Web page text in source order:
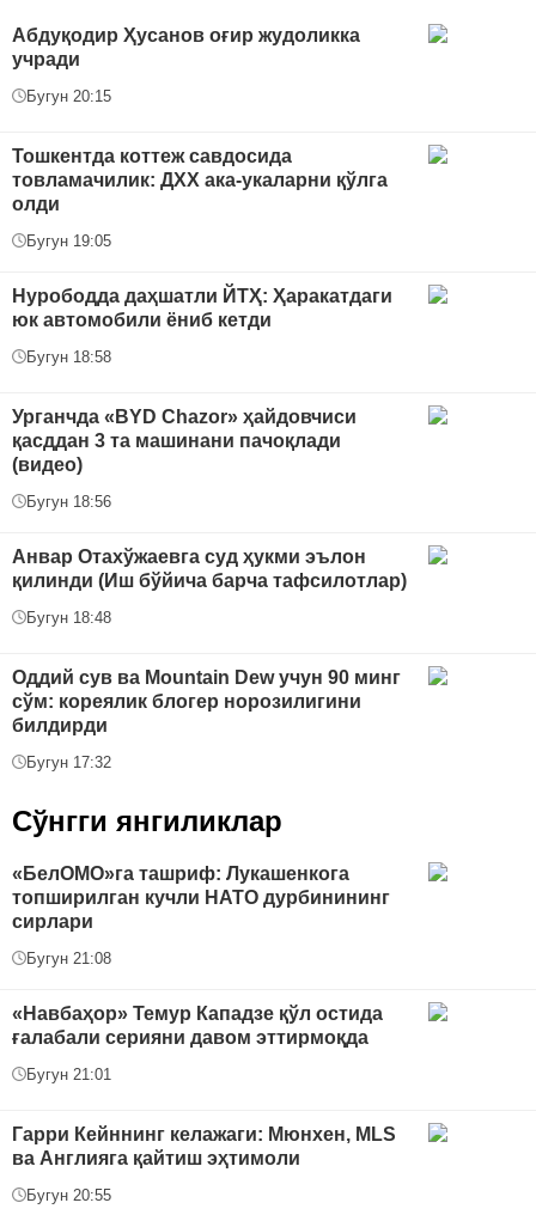
Абдуқодир Ҳусанов оғир жудоликка
учради
Бугун 20:15
Тошкентда коттеж савдосида
товламачилик: ДХХ ака-укаларни қўлга
олди
Бугун 19:05
Нурободда даҳшатли ЙТҲ: Ҳаракатдаги
юк автомобили ёниб кетди
Бугун 18:58
Урганчда «BYD Chazor» ҳайдовчиси
қасддан 3 та машинани пачоқлади
(видео)
Бугун 18:56
Анвар Отахўжаевга суд ҳукми эълон
қилинди (Иш бўйича барча тафсилотлар)
Бугун 18:48
Оддий сув ва Mountain Dew учун 90 минг
сўм: кореялик блогер норозилигини
билдирди
Бугун 17:32
Сўнгги янгиликлар
«БелОМО»га ташриф: Лукашенкога
топширилган кучли НАТО дурбинининг
сирлари
Бугун 21:08
«Навбаҳор» Темур Кападзе қўл остида
ғалабали серияни давом эттирмоқда
Бугун 21:01
Гарри Кейннинг келажаги: Мюнхен, MLS
ва Англияга қайтиш эҳтимоли
Бугун 20:55